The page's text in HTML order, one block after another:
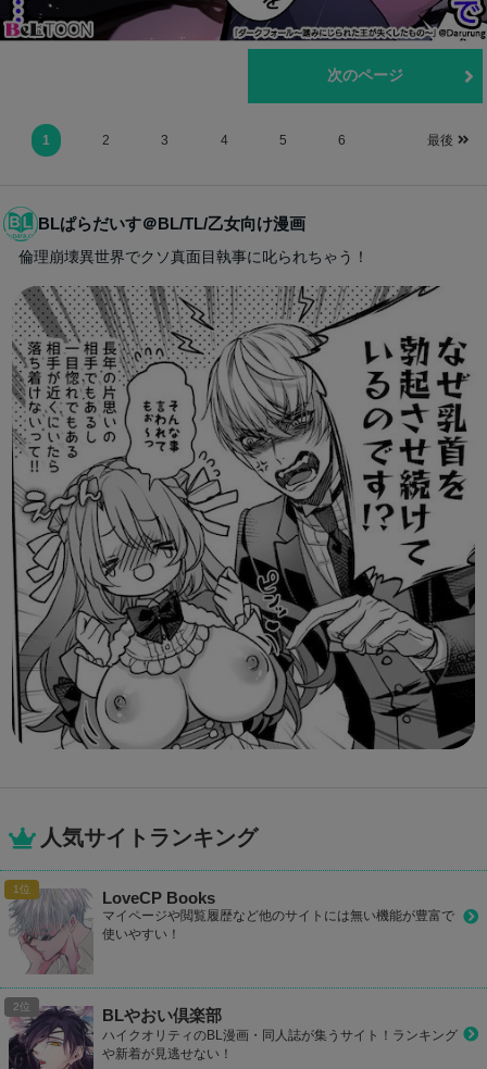
次のページ
1 2 3 4 5 6 最後
BLぱらだいす＠BL/TL/乙女向け漫画
倫理崩壊異世界でクソ真面目執事に叱られちゃう！
人気サイトランキング
LoveCP Books
マイページや閲覧履歴など他のサイトには無い機能が豊富で
使いやすい！
BLやおい倶楽部
ハイクオリティのBL漫画・同人誌が集うサイト！ランキング
や新着が見逃せない！